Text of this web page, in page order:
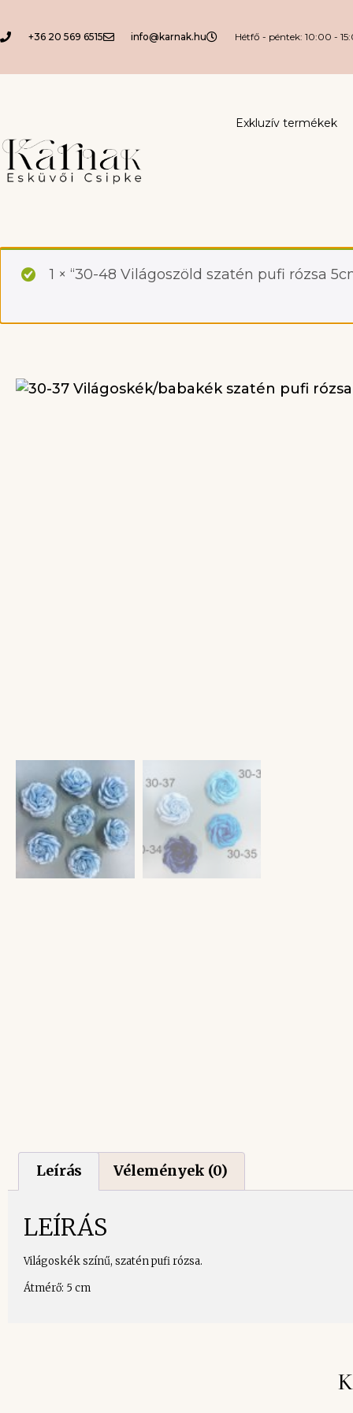
+36 20 569 6515 info@karnak.hu Hétfő - péntek: 10:00 -
Exkluzív termékek
1 × “30-48 Világoszöld szatén pufi rózsa
Leírás Vélemények (0)
LEÍRÁS
Világoskék színű, szatén pufi rózsa.
Átmérő: 5 cm